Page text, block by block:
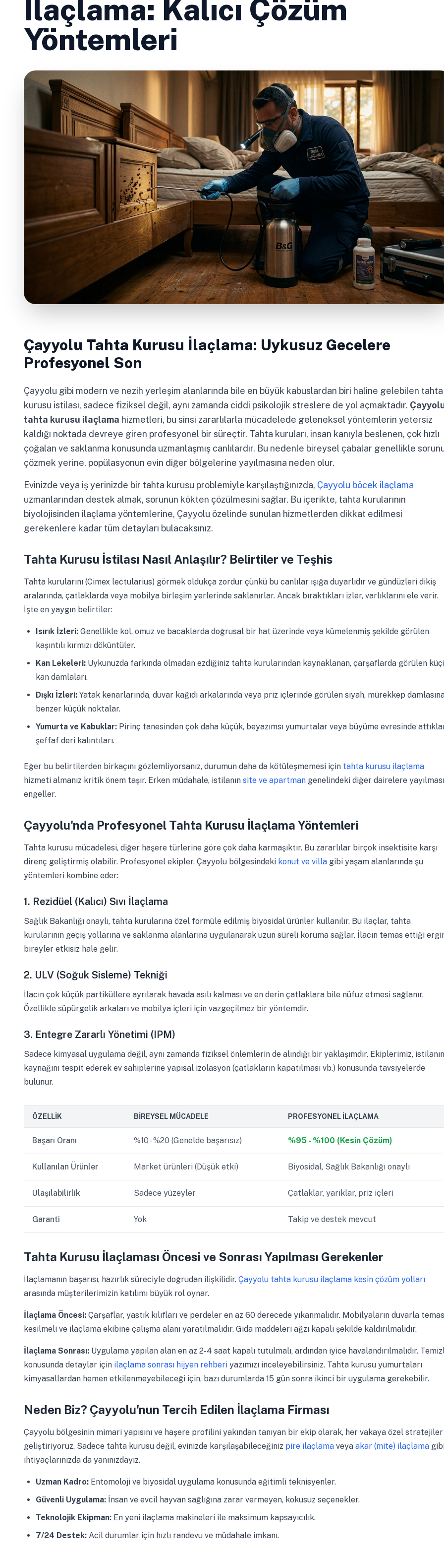
İlaçlama: Kalıcı Çözüm
Yöntemleri
Çayyolu Tahta Kurusu İlaçlama: Uykusuz Gecelere
Profesyonel Son
Çayyolu gibi modern ve nezih yerleşim alanlarında bile en büyük kabuslardan biri haline gelebilen tahta
kurusu istilası, sadece fiziksel değil, aynı zamanda ciddi psikolojik streslere de yol açmaktadır.
tahta kurusu ilaçlama hizmetleri, bu sinsi zararlılarla mücadelede geleneksel yöntemlerin yetersiz
kaldığı noktada devreye giren profesyonel bir süreçtir. Tahta kuruları, insan kanıyla beslenen, çok hızlı
çoğalan ve saklanma konusunda uzmanlaşmış canlılardır. Bu nedenle bireysel çabalar genellikle
çözmek yerine, popülasyonun evin diğer bölgelerine yayılmasına neden olur.
Evinizde veya iş yerinizde bir tahta kurusu problemiyle karşılaştığınızda, Çayyolu böcek ilaçlama
uzmanlarından destek almak, sorunun kökten çözülmesini sağlar. Bu içerikte, tahta kurularının
biyolojisinden ilaçlama yöntemlerine, Çayyolu özelinde sunulan hizmetlerden dikkat edilmesi
gerekenlere kadar tüm detayları bulacaksınız.
Tahta Kurusu İstilası Nasıl Anlaşılır? Belirtiler ve Teşhis
Tahta kurularını (Cimex lectularius) görmek oldukça zordur çünkü bu canlılar ışığa duyarlıdır ve gündüzleri dikiş
aralarında, çatlaklarda veya mobilya birleşim yerlerinde saklanırlar. Ancak bıraktıkları izler, varlıklarını ele verir.
İşte en yaygın belirtiler:
Isırık İzleri: Genellikle kol, omuz ve bacaklarda doğrusal bir hat üzerinde veya kümelenmiş şekilde görülen
kaşıntılı kırmızı döküntüler.
Kan Lekeleri: Uykunuzda farkında olmadan ezdiğiniz tahta kurularından kaynaklanan, çarşaflarda görülen
kan damlaları.
Dışkı İzleri: Yatak kenarlarında, duvar kağıdı arkalarında veya priz içlerinde görülen siyah, mürekkep
benzer küçük noktalar.
Yumurta ve Kabuklar: Pirinç tanesinden çok daha küçük, beyazımsı yumurtalar veya büyüme evresinde
şeffaf deri kalıntıları.
Eğer bu belirtilerden birkaçını gözlemliyorsanız, durumun daha da kötüleşmemesi için tahta kurusu ilaçlama
hizmeti almanız kritik önem taşır. Erken müdahale, istilanın site ve apartman genelindeki diğer dairelere
engeller.
Çayyolu'nda Profesyonel Tahta Kurusu İlaçlama Yöntemleri
Tahta kurusu mücadelesi, diğer haşere türlerine göre çok daha karmaşıktır. Bu zararlılar birçok insektisite karşı
direnç geliştirmiş olabilir. Profesyonel ekipler, Çayyolu bölgesindeki konut ve villa gibi yaşam alanlarında şu
yöntemleri kombine eder:
1. Rezidüel (Kalıcı) Sıvı İlaçlama
Sağlık Bakanlığı onaylı, tahta kurularına özel formüle edilmiş biyosidal ürünler kullanılır. Bu ilaçlar, tahta
kurularının geçiş yollarına ve saklanma alanlarına uygulanarak uzun süreli koruma sağlar. İlacın temas ettiği
bireyler etkisiz hale gelir.
2. ULV (Soğuk Sisleme) Tekniği
İlacın çok küçük partiküllere ayrılarak havada asılı kalması ve en derin çatlaklara bile nüfuz etmesi sağlanır.
Özellikle süpürgelik arkaları ve mobilya içleri için vazgeçilmez bir yöntemdir.
3. Entegre Zararlı Yönetimi (IPM)
Sadece kimyasal uygulama değil, aynı zamanda fiziksel önlemlerin de alındığı bir yaklaşımdır. Ekiplerimiz, istilanın
kaynağını tespit ederek ev sahiplerine yapısal izolasyon (çatlakların kapatılması vb.) konusunda tavsiyelerde
bulunur.
ÖZELLIK BIREYSEL MÜCADELE PROFESYONEL İLAÇLAMA
Başarı Oranı %10 - %20 (Genelde başarısız) %95 - %100 (Kesin Çözüm)
Kullanılan Ürünler Market ürünleri (Düşük etki) Biyosidal, Sağlık Bakanlığı onaylı
Ulaşılabilirlik Sadece yüzeyler Çatlaklar, yarıklar, priz içleri
Garanti Yok Takip ve destek mevcut
Tahta Kurusu İlaçlaması Öncesi ve Sonrası Yapılması Gerekenler
İlaçlamanın başarısı, hazırlık süreciyle doğrudan ilişkilidir. Çayyolu tahta kurusu ilaçlama kesin çözüm yolları
arasında müşterilerimizin katılımı büyük rol oynar.
İlaçlama Öncesi: Çarşaflar, yastık kılıfları ve perdeler en az 60 derecede yıkanmalıdır. Mobilyaların duvarla
kesilmeli ve ilaçlama ekibine çalışma alanı yaratılmalıdır. Gıda maddeleri ağzı kapalı şekilde kaldırılmalıdır.
İlaçlama Sonrası: Uygulama yapılan alan en az 2-4 saat kapalı tutulmalı, ardından iyice havalandırılmalıdır.
konusunda detaylar için ilaçlama sonrası hijyen rehberi yazımızı inceleyebilirsiniz. Tahta kurusu yumurtaları
kimyasallardan hemen etkilenmeyebileceği için, bazı durumlarda 15 gün sonra ikinci bir uygulama gerekebilir.
Neden Biz? Çayyolu'nun Tercih Edilen İlaçlama Firması
Çayyolu bölgesinin mimari yapısını ve haşere profilini yakından tanıyan bir ekip olarak, her vakaya özel stratejiler
geliştiriyoruz. Sadece tahta kurusu değil, evinizde karşılaşabileceğiniz pire ilaçlama veya akar (mite) ilaçlama
ihtiyaçlarınızda da yanınızdayız.
Uzman Kadro: Entomoloji ve biyosidal uygulama konusunda eğitimli teknisyenler.
Güvenli Uygulama: İnsan ve evcil hayvan sağlığına zarar vermeyen, kokusuz seçenekler.
Teknolojik Ekipman: En yeni ilaçlama makineleri ile maksimum kapsayıcılık.
7/24 Destek: Acil durumlar için hızlı randevu ve müdahale imkanı.